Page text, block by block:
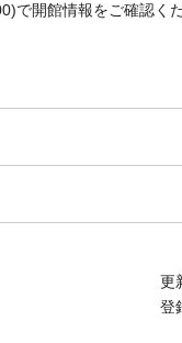
で開館情報をご確認くだ
更
登